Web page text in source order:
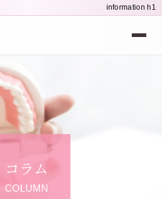
information h1
コラム
COLUMN